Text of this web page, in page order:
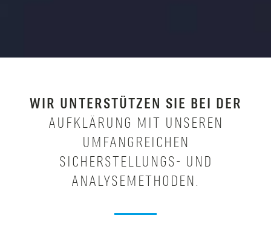
WIR UNTERSTÜTZEN SIE BEI DER
AUFKLÄRUNG MIT UNSEREN
UMFANGREICHEN
SICHERSTELLUNGS- UND
ANALYSEMETHODEN.